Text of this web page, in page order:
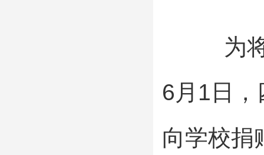
为将
6月1日
向学校捐